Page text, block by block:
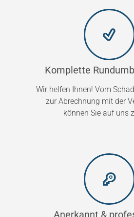
Komplette
Wir helfen Ihnen! Vom
zur Abrechnung mit der
können Sie auf uns